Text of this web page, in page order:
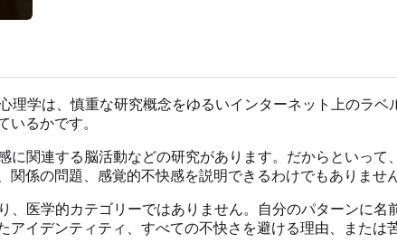
心理学は、慎重な研究概念をゆるいインターネット上のラ
いるかです。
関連する脳活動などの研究があります。だからといって
係の問題、感覚的不快感を説明できるわけでもありません
医学的カテゴリーではありません。自分のパターンに名
イデンティティ、すべての不快さを避ける理由、または